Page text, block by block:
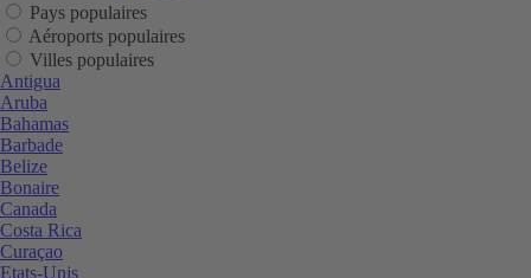
Pays populaires
Aéroports populaires
Villes populaires
Antigua
Aruba
Bahamas
Barbade
Belize
Bonaire
Canada
Costa Rica
Curaçao
Etats-Unis